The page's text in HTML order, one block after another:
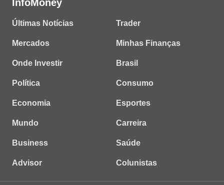
InfoMoney
Últimas Notícias
Mercados
Onde Investir
Política
Economia
Mundo
Business
Advisor
Trader
Minhas Finanças
Brasil
Consumo
Esportes
Carreira
Saúde
Colunistas